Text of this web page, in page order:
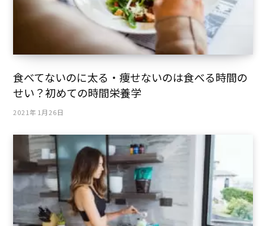
食べてないのに太る・痩せないのは食べる時間の
せい？初めての時間栄養学
2021年1月26日